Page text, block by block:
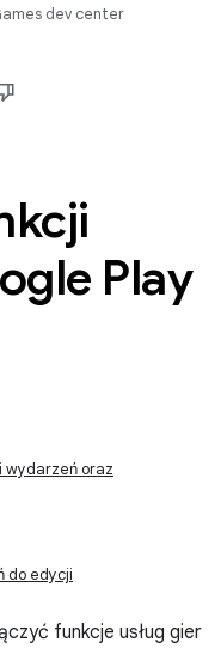
dev center
Play
wydarzeń oraz
do edycji
funkcje usług gier